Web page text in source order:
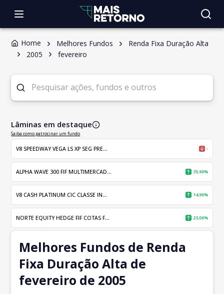
Home Melhores Fundos
Renda Fixa Duração Alta
2005
fevereiro
Lâminas em destaque
Saiba como patrocinar um fundo
V8 SPEEDWAY VEGA LS XP SEG PRE... -
ALPHA WAVE 300 FIF MULTIMERCAD... 35,90%
V8 CASH PLATINUM CIC CLASSE IN... 14,90%
NORTE EQUITY HEDGE FIF COTAS F... 23,06%
Melhores Fundos de Renda
Fixa Duração Alta de
fevereiro de 2005